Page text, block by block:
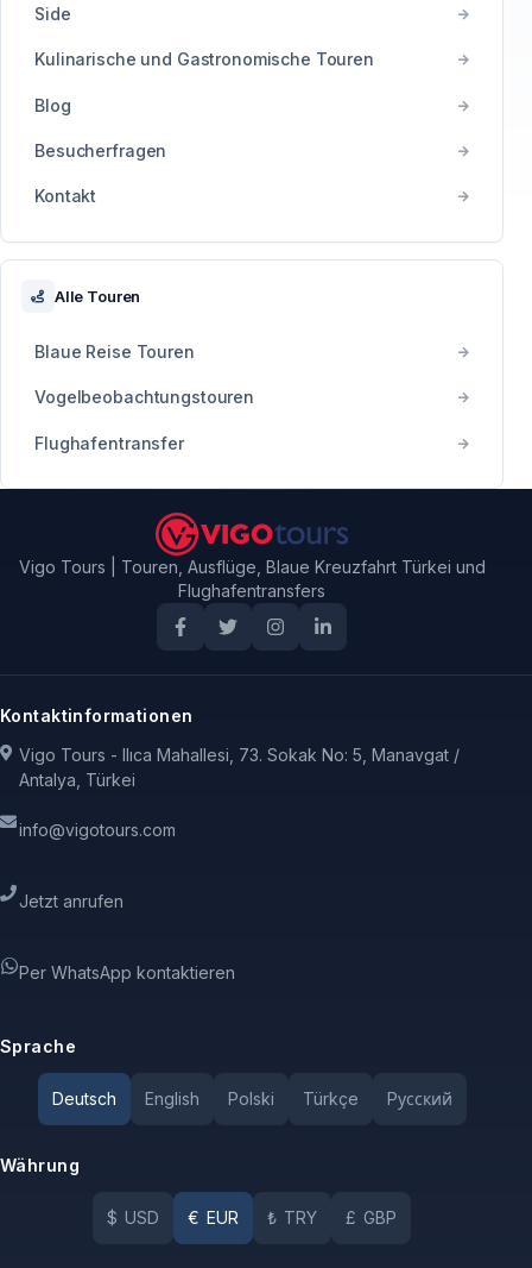
Side
Kulinarische und Gastronomische Touren
Blog
Besucherfragen
Kontakt
Alle Touren
Blaue Reise Touren
Vogelbeobachtungstouren
Flughafentransfer
Vigo Tours | Touren, Ausflüge, Blaue Kreuzfahrt Türkei und
Flughafentransfers
Kontaktinformationen
Vigo Tours - Ilıca Mahallesi, 73. Sokak No: 5, Manavgat /
Antalya, Türkei
info@vigotours.com
Jetzt anrufen
Per WhatsApp kontaktieren
Sprache
Deutsch English Polski Türkçe Pусский
Währung
$ USD € EUR ₺ TRY £ GBP